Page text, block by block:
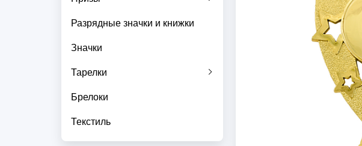
Разрядные значки и книжки
Значки
Тарелки
Брелоки
Текстиль